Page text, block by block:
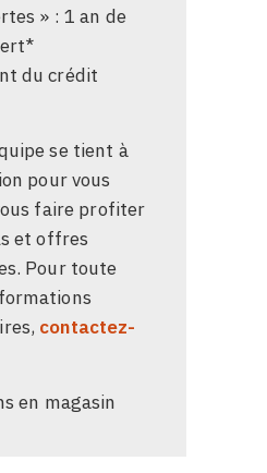
» : 1 an de
du crédit
se tient à
pour vous
faire profiter
et offres
Pour toute
contactez-
en magasin